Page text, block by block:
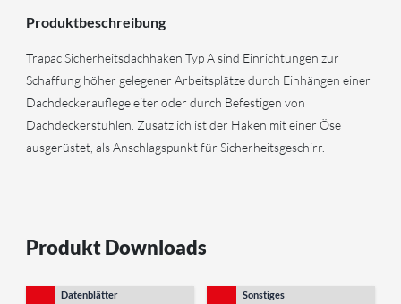
Produktbeschreibung
Trapac Sicherheitsdachhaken Typ A sind Einrichtungen zur
Schaffung höher gelegener Arbeitsplätze durch Einhängen einer
Dachdeckerauflegeleiter oder durch Befestigen von
Dachdeckerstühlen. Zusätzlich ist der Haken mit einer Öse
ausgerüstet, als Anschlagspunkt für Sicherheitsgeschirr.
Produkt Downloads
Datenblätter Sonstiges